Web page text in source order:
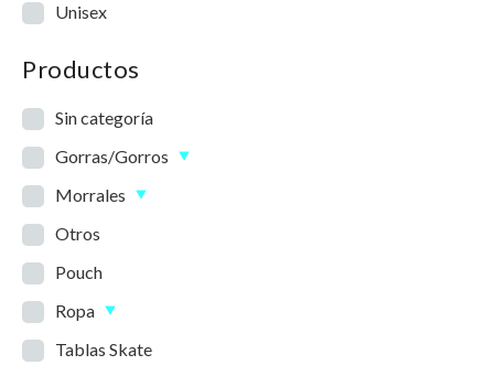
Unisex
Productos
Sin categoría
Gorras/Gorros
Morrales
Otros
Pouch
Ropa
Tablas Skate